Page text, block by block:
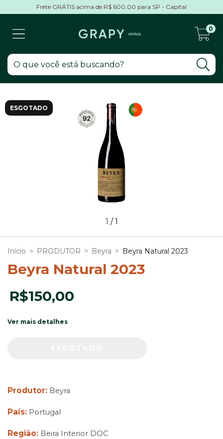
Frete GRÁTIS acima de R$ 600,00 para SP - Capital
0
ESGOTADO
1 /1
Início > PRODUTOR > Beyra > Beyra Natural 2023
Beyra Natural 2023
R$150,00
Ver mais detalhes
Produtor: Beyra
País: Portugal
Região: Beira Interior DOC